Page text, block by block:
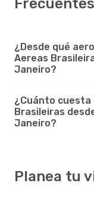
Frecuentes
¿Desde qué
Aereas
Janeiro?
¿Cuánto cuesta
Brasileiras
Janeiro?
Planea tu